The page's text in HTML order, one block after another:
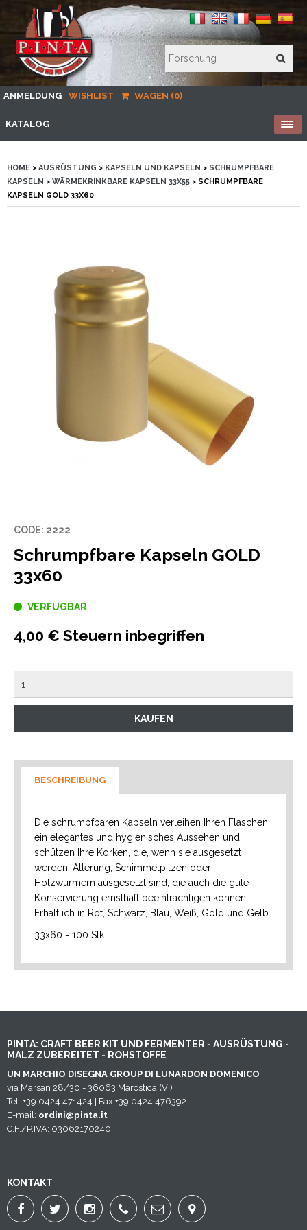
ANMELDUNG WISHLIST WAGEN (0)
KATALOG
HOME > AUSRÜSTUNG > KAPSELN UND KAPSELN > SCHRUMPFBARE
KAPSELN > WÄRMEKRINKBARE KAPSELN 33X55 > SCHRUMPFBARE
KAPSELN GOLD 33X60
CODE: 2222
Schrumpfbare Kapseln GOLD
33x60
VERFUGBAR
4,00 € Steuern inbegriffen
BESCHREIBUNG
Die schrumpfbaren Kapseln verleihen Ihren Flaschen
ein elegantes und hygienisches Aussehen und
schützen Ihre Korken, die, wenn sie ausgesetzt
werden, Alterung, Schimmelpilzen oder
Holzwürmern ausgesetzt sind, die auch die gute
Konservierung ernsthaft beeinträchtigen können.
Erhältlich in Rot, Schwarz, Blau, Weiß, Gold und Gelb.
33x60 - 100 Stk.
PINTA: CRAFT BEER KIT UND FERMENTER - AUSRÜSTUNG -
MALZ ZUBEREITET - ROHSTOFFE
UN MARCHIO DISEGNA GROUP DI LUNARDON DOMENICO
via Marsan 28/30 - 36063 Marostica (VI)
Tel. +39 0424 471424 | Fax +39 0424 476392
E-mail: ordini@pinta.it
C.F./P.IVA: 03062170240
KONTAKT